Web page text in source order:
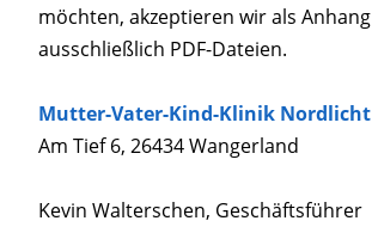
möchten, akzeptieren wir als Anhang
ausschließlich PDF-Dateien.
Mutter-Vater-Kind-Klinik Nordlicht
Am Tief 6, 26434 Wangerland
Kevin Walterschen, Geschäftsführer